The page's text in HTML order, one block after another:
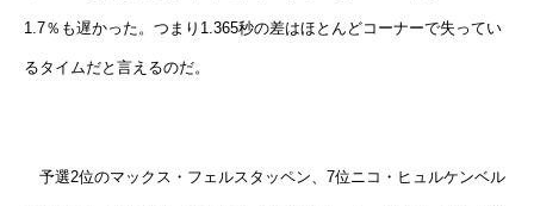
1.7％も遅かった。つまり1.365秒の差はほとんどコーナーで失ってい
るタイムだと言えるのだ。
予選2位のマックス・フェルスタッペン、7位ニコ・ヒュルケンベル